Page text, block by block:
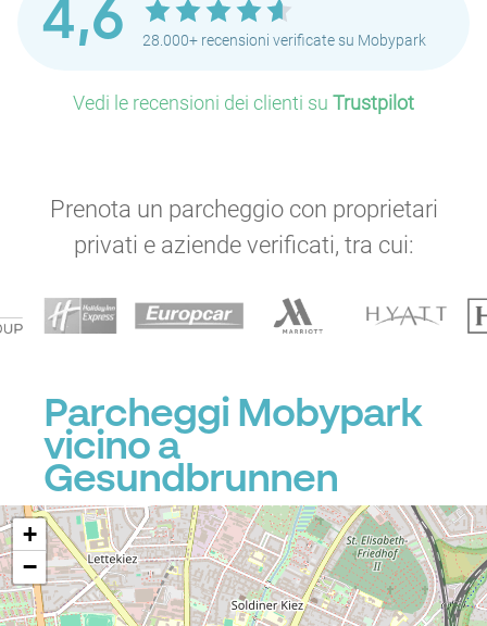
4,6 28.000+ recensioni verificate su Mobypark
Vedi le recensioni dei clienti su Trustpilot
Prenota un parcheggio con proprietari
privati e aziende verificati, tra cui:
Parcheggi Mobypark
vicino a
Gesundbrunnen
+
−